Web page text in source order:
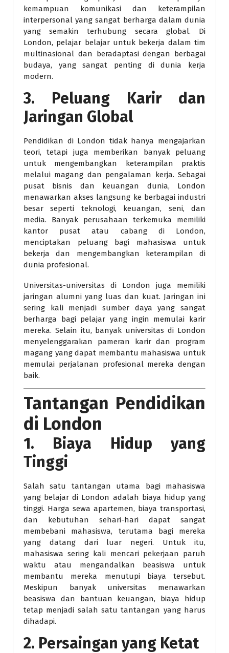
kemampuan komunikasi dan keterampilan
interpersonal yang sangat berharga dalam dunia
yang semakin terhubung secara global. Di
London, pelajar belajar untuk bekerja dalam tim
multinasional dan beradaptasi dengan berbagai
budaya, yang sangat penting di dunia kerja
modern.
3. Peluang Karir dan
Jaringan Global
Pendidikan di London tidak hanya mengajarkan
teori, tetapi juga memberikan banyak peluang
untuk mengembangkan keterampilan praktis
melalui magang dan pengalaman kerja. Sebagai
pusat bisnis dan keuangan dunia, London
menawarkan akses langsung ke berbagai industri
besar seperti teknologi, keuangan, seni, dan
media. Banyak perusahaan terkemuka memiliki
kantor pusat atau cabang di London,
menciptakan peluang bagi mahasiswa untuk
bekerja dan mengembangkan keterampilan di
dunia profesional.
Universitas-universitas di London juga memiliki
jaringan alumni yang luas dan kuat. Jaringan ini
sering kali menjadi sumber daya yang sangat
berharga bagi pelajar yang ingin memulai karir
mereka. Selain itu, banyak universitas di London
menyelenggarakan pameran karir dan program
magang yang dapat membantu mahasiswa untuk
memulai perjalanan profesional mereka dengan
baik.
Tantangan Pendidikan
di London
1. Biaya Hidup yang
Tinggi
Salah satu tantangan utama bagi mahasiswa
yang belajar di London adalah biaya hidup yang
tinggi. Harga sewa apartemen, biaya transportasi,
dan kebutuhan sehari-hari dapat sangat
membebani mahasiswa, terutama bagi mereka
yang datang dari luar negeri. Untuk itu,
mahasiswa sering kali mencari pekerjaan paruh
waktu atau mengandalkan beasiswa untuk
membantu mereka menutupi biaya tersebut.
Meskipun banyak universitas menawarkan
beasiswa dan bantuan keuangan, biaya hidup
tetap menjadi salah satu tantangan yang harus
dihadapi.
2. Persaingan yang Ketat